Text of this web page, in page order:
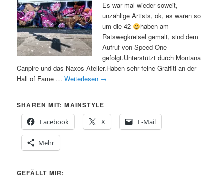
Es war mal wieder soweit,
unzählige Artists, ok, es waren so
um die 42
haben am
Ratswegkreisel gemalt, sind dem
Aufruf von Speed One
gefolgt.Unterstützt durch Montana
Canpire und das Naxos Atelier.Haben sehr feine Graffiti an der
Hall of Fame …Weiterlesen →
SHAREN MIT: MAINSTYLE
Facebook
X E-Mail
Mehr
GEFÄLLT MIR: